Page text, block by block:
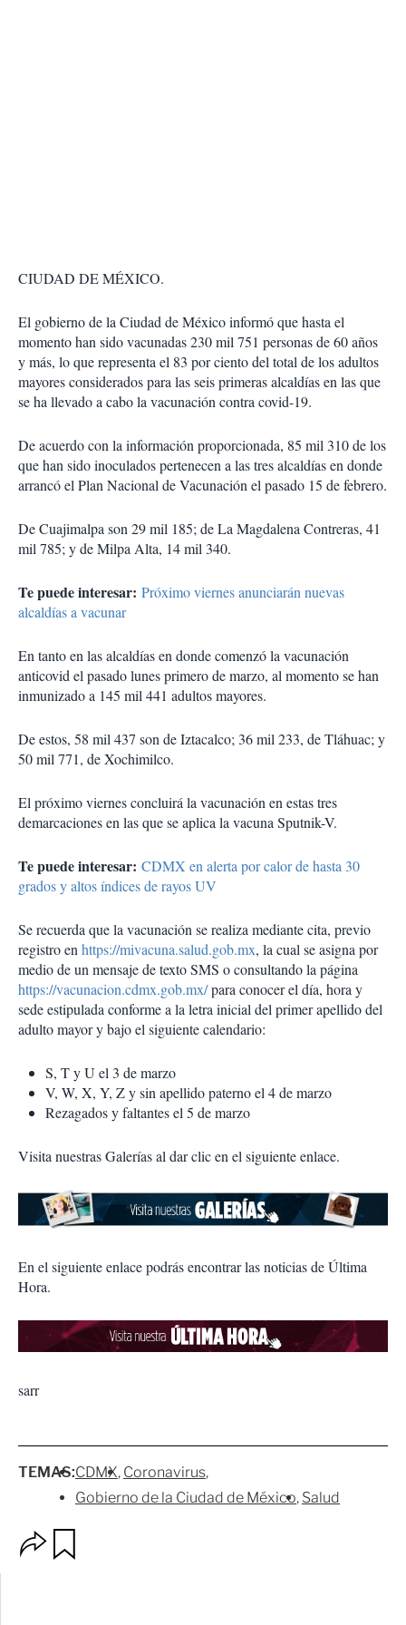
CIUDAD DE MÉXICO.
El gobierno de la Ciudad de México informó que hasta el
momento han sido vacunadas 230 mil 751 personas de 60 años
y más, lo que representa el 83 por ciento del total de los adultos
mayores considerados para las seis primeras alcaldías en las que
se ha llevado a cabo la vacunación contra covid-19.
De acuerdo con la información proporcionada, 85 mil 310 de los
que han sido inoculados pertenecen a las tres alcaldías en donde
arrancó el Plan Nacional de Vacunación el pasado 15 de febrero.
De Cuajimalpa son 29 mil 185; de La Magdalena Contreras, 41
mil 785; y de Milpa Alta, 14 mil 340.
Te puede interesar: Próximo viernes anunciarán nuevas
alcaldías a vacunar
En tanto en las alcaldías en donde comenzó la vacunación
anticovid el pasado lunes primero de marzo, al momento se han
inmunizado a 145 mil 441 adultos mayores.
De estos, 58 mil 437 son de Iztacalco; 36 mil 233, de Tláhuac; y
50 mil 771, de Xochimilco.
El próximo viernes concluirá la vacunación en estas tres
demarcaciones en las que se aplica la vacuna Sputnik-V.
Te puede interesar: CDMX en alerta por calor de hasta 30
grados y altos índices de rayos UV
Se recuerda que la vacunación se realiza mediante cita, previo
registro enhttps://mivacuna.salud.gob.mx, la cual se asigna por
medio de un mensaje de texto SMS o consultando la página
https://vacunacion.cdmx.gob.mx/para conocer el día, hora y
sede estipulada conforme a la letra inicial del primer apellido del
adulto mayor y bajo el siguiente calendario:
S, T y U el 3 de marzo
V, W, X, Y, Z y sin apellido paterno el 4 de marzo
Rezagados y faltantes el 5 de marzo
Visita nuestras Galerías al dar clic en el siguiente enlace.
En el siguiente enlace podrás encontrar las noticias de Última
Hora.
sarr
TEMAS:CDMX Coronavirus
Gobierno de la Ciudad de México Salud
p